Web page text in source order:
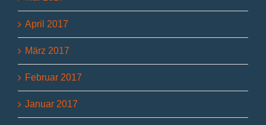
April 2017
März 2017
Februar 2017
Januar 2017